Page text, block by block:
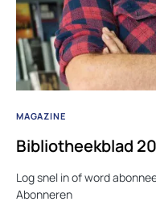
MAGAZINE
Bibliotheekblad
Log snel in of word
Abonneren